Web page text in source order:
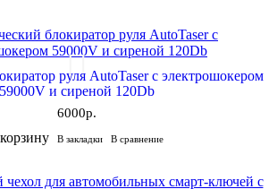
руля AutoTaser с электрошокером
59000V и сиреной 120Db
6000р.
В закладки В сравнение